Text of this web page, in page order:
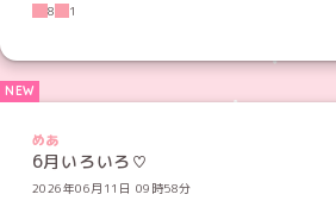
8
1
めあ
6月いろいろ♡
2026年06月11日 09時58分